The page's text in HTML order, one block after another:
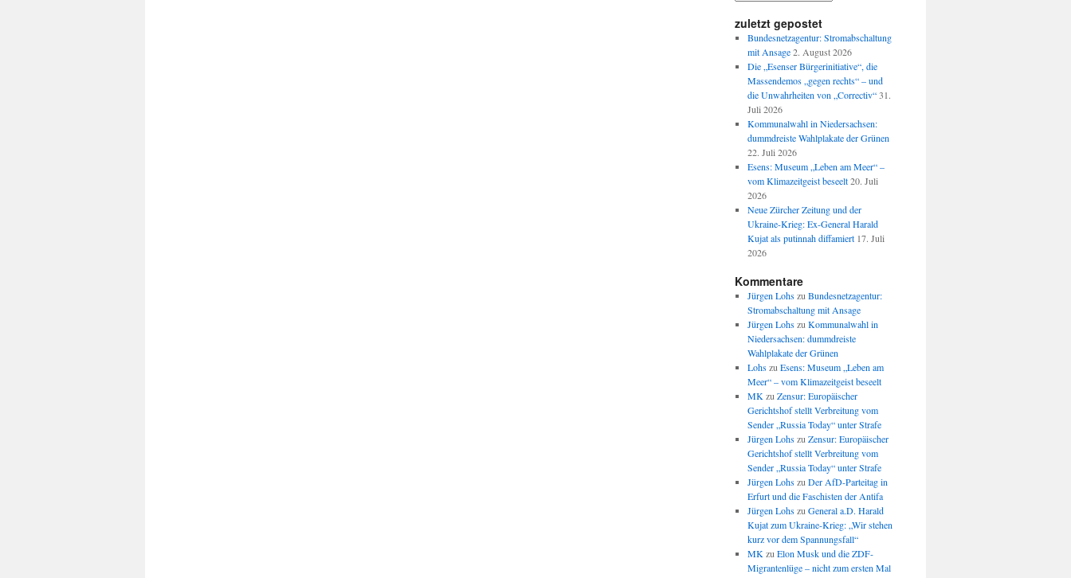
zuletzt gepostet
Bundesnetzagentur: Stromabschaltung
mit Ansage 2. August 2026
Die „Esenser Bürgerinitiative“, die
Massendemos „gegen rechts“ – und
die Unwahrheiten von „Correctiv“ 31.
Juli 2026
Kommunalwahl in Niedersachsen:
dummdreiste Wahlplakate der Grünen
22. Juli 2026
Esens: Museum „Leben am Meer“ –
vom Klimazeitgeist beseelt 20. Juli
2026
Neue Zürcher Zeitung und der
Ukraine-Krieg: Ex-General Harald
Kujat als putinnah diffamiert 17. Juli
2026
Kommentare
Jürgen Lohszu Bundesnetzagentur:
Stromabschaltung mit Ansage
Jürgen Lohszu Kommunalwahl in
Niedersachsen: dummdreiste
Wahlplakate der Grünen
Lohszu Esens: Museum „Leben am
Meer“ – vom Klimazeitgeist beseelt
MK zu Zensur: Europäischer
Gerichtshof stellt Verbreitung vom
Sender „Russia Today“ unter Strafe
Jürgen Lohszu Zensur: Europäischer
Gerichtshof stellt Verbreitung vom
Sender „Russia Today“ unter Strafe
Jürgen Lohszu Der AfD-Parteitag in
Erfurt und die Faschisten der Antifa
Jürgen Lohszu General a.D. Harald
Kujat zum Ukraine-Krieg: „Wir stehen
kurz vor dem Spannungsfall“
MK zu Elon Musk und die ZDF-
Migrantenlüge – nicht zum ersten Mal